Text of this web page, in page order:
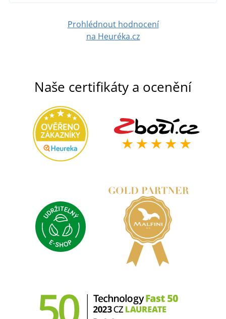
Prohlédnout hodnocení
na Heuréka.cz
Naše certifikáty a ocenění